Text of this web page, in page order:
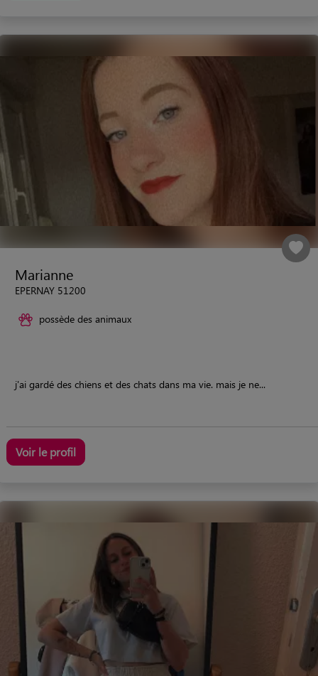
Marianne
EPERNAY 51200
possède des animaux
j'ai gardé des chiens et des chats dans ma vie. mais je ne...
Voir le profil